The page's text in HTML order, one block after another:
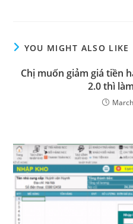
YOU MIGHT ALSO LIKE
Chị muốn giảm giá tiền
2.0 thì